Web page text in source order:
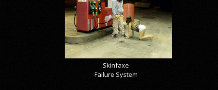
Skinfaxe
Failure System